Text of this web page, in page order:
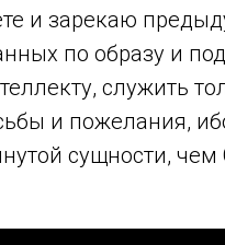
и зарекаю
по образу и
служить
и пожелания,
сущности,